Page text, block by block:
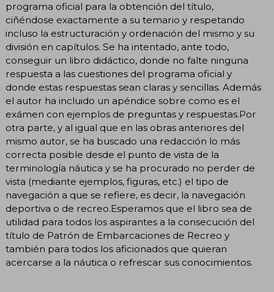
programa oficial para la obtención del título,
ciñéndose exactamente a su temario y respetando
incluso la estructuración y ordenación del mismo y su
división en capítulos. Se ha intentado, ante todo,
conseguir un libro didáctico, donde no falte ninguna
respuesta a las cuestiones del programa oficial y
donde estas respuestas sean claras y sencillas. Además
el autor ha incluido un apéndice sobre como es el
exámen con ejemplos de preguntas y respuestas.Por
otra parte, y al igual que en las obras anteriores del
mismo autor, se ha buscado una redacción lo más
correcta posible desde el punto de vista de la
terminología náutica y se ha procurado no perder de
vista (mediante ejemplos, figuras, etc.) el tipo de
navegación a que se refiere, es decir, la navegación
deportiva o de recreo.Esperamos que el libro sea de
utilidad para todos los aspirantes a la consecución del
título de Patrón de Embarcaciones de Recreo y
también para todos los aficionados que quieran
acercarse a la náutica o refrescar sus conocimientos.